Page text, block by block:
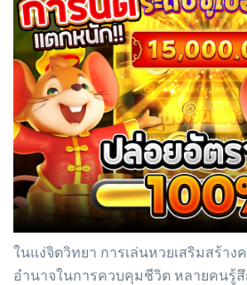
ในแง่จิตวิทยา การเล่นหวยเสริมสร้า
อำนาจในการควบคุมชีวิต หลายคนรู้